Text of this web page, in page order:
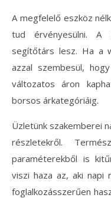
A megfelelő eszköz
tud érvényesülni. A
segítőtárs lesz. Ha a
azzal szembesül,
változatos áron
borsos árkategóriáig.
Üzletünk szakemberei
részletekről.
paraméterekből is
viszi haza az, aki napi
foglalkozásszerűen